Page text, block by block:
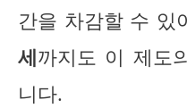
간을 차감할 수 있
세까지도 이 제도
니다.